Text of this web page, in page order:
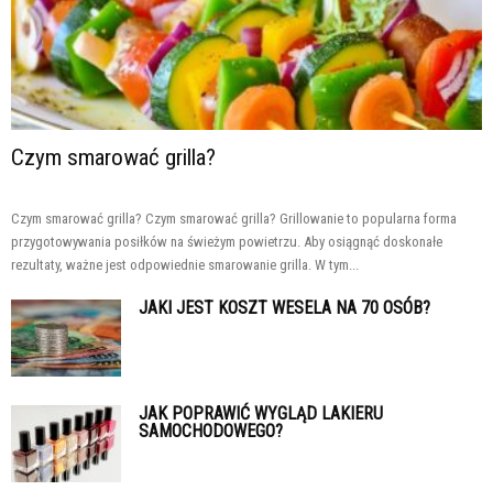
Czym smarować grilla?
Czym smarować grilla? Czym smarować grilla? Grillowanie to popularna forma
przygotowywania posiłków na świeżym powietrzu. Aby osiągnąć doskonałe
rezultaty, ważne jest odpowiednie smarowanie grilla. W tym...
JAKI JEST KOSZT WESELA NA 70 OSÓB?
JAK POPRAWIĆ WYGLĄD LAKIERU
SAMOCHODOWEGO?